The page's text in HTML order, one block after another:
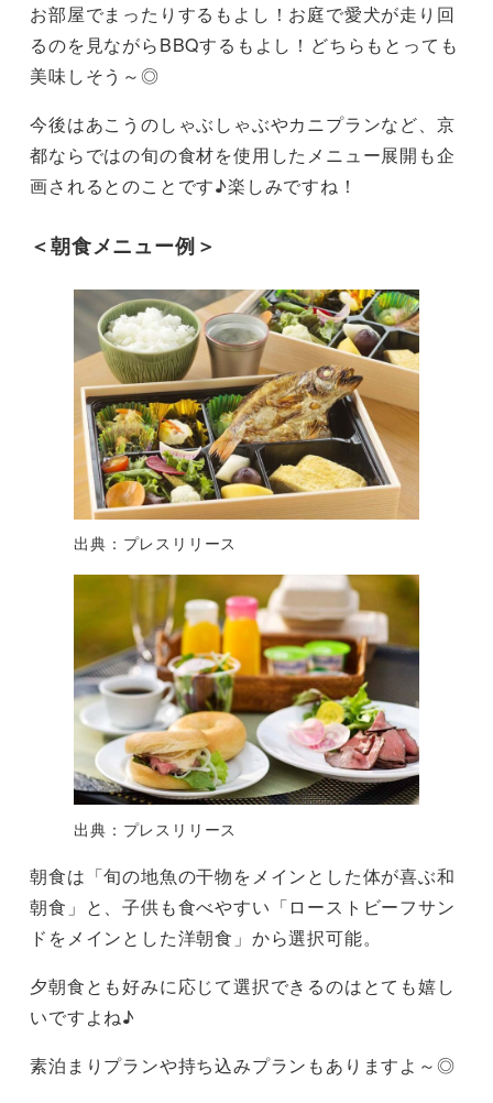
お部屋でまったりするもよし！お庭で愛犬が走り回
るのを見ながらBBQするもよし！どちらもとっても
美味しそう～◎
今後はあこうのしゃぶしゃぶやカニプランなど、京
都ならではの旬の食材を使用したメニュー展開も企
画されるとのことです♪楽しみですね！
＜朝食メニュー例＞
出典：プレスリリース
出典：プレスリリース
朝食は「旬の地魚の干物をメインとした体が喜ぶ和
朝食」と、子供も食べやすい「ローストビーフサン
ドをメインとした洋朝食」から選択可能。
夕朝食とも好みに応じて選択できるのはとても嬉し
いですよね♪
素泊まりプランや持ち込みプランもありますよ～◎